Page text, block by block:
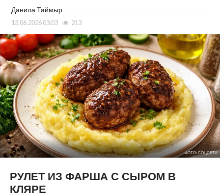
Данила Таймыр
13.06.2026 03:03 213
ФОТО: СОЦСЕТИ
РУЛЕТ ИЗ ФАРША С СЫРОМ В
КЛЯРЕ